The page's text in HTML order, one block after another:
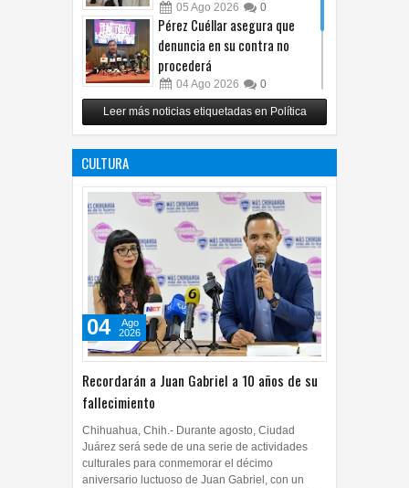
05 Ago 2026 0
Pérez Cuéllar asegura que
denuncia en su contra no
procederá
04Ago 2026 0
Respalda Morena Chihuahua
propuesta sobre derechos de
Leer más noticias etiquetadas en Política
CULTURA
Recordarán a Juan Gabriel a 10 años de su
fallecimiento
04
Ago
2026
Chihuahua, Chih.- Durante agosto, Ciudad
Juárez será sede de una serie de actividades
culturales para conmemorar el décimo
aniversario luctuoso de Juan Gabriel, con un